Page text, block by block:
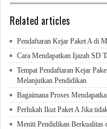
Related articles
Pendaftaran Kejar Paket A di
Cara Mendapatkan Ijazah SD
Tempat Pendaftaran Kejar
Melanjutkan Pendidikan
Bagaimana Proses
Perlukah Ikut Paket A Jika
Meniti Pendidikan Berkualitas